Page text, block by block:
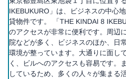
IKEBUKURO」は、ビジネスの中心
貸物件です。 「THE KINDAI 8
のアクセスが非常に便利です。周辺
院などが多く、ビジネスのほか、日
環境が整っています。大通りに面し
く、ビルへのアクセスも容易です。
しているため、多くの人々が集まる